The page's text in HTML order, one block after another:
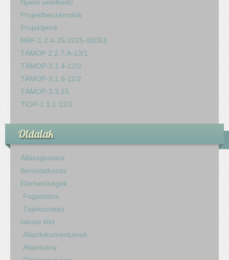
Nyelvi vetélkedő
Projektbeszámolók
Projektjeink
RRF-1.2.4-25-2025-00053
TÁMOP 2.2.7.A-13/1
TÁMOP-3.1.4-12/2
TÁMOP-3.1.6-11/2
TÁMOP-3.3.15.
TIOP-1.1.1-12/1
Oldalak
Állásajánlatok
Bemutatkozás
Elérhetőségek
Fogadóóra
Tájékoztatás
Iskolai élet
Alapdokumentumok
Alapítvány